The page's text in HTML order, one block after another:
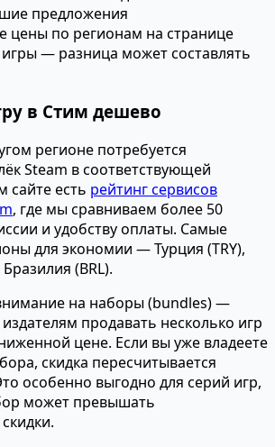
предложения
цены по регионам на странице
— разница может составлять
в Стим дешево
регионе потребуется
Steam в соответствующей
сайте есть рейтинг сервисов
, где мы сравниваем более 50
и удобству оплаты. Самые
для экономии — Турция (TRY),
(BRL).
на наборы (bundles) —
продавать несколько игр
цене. Если вы уже владеете
скидка пересчитывается
особенно выгодно для серий игр,
может превышать